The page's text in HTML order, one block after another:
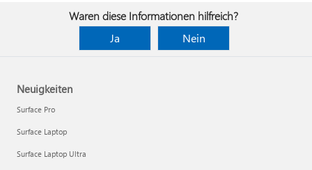
Waren diese Informationen hilfreich?
Ja
Nein
Neuigkeiten
Surface Pro
Surface Laptop
Surface Laptop Ultra